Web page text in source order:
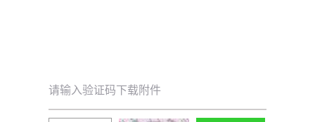
请输入验证码下载附件